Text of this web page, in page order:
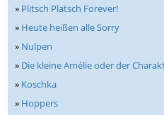
» Plitsch Platsch Forever!
» Heute heißen alle Sorry
» Nulpen
» Die kleine Amélie oder der
» Koschka
» Hoppers